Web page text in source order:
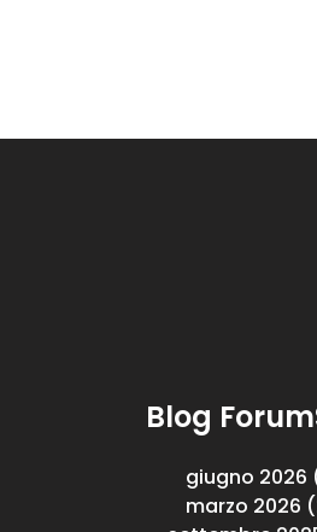
Blog
giugno 2026
marzo 2026